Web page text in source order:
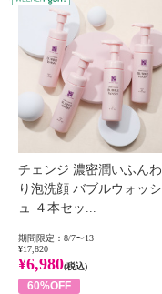
チェンジ 濃密潤いふんわ
り泡洗顔 バブルウォッシ
ュ ４本セッ...
期間限定：8/7〜13
¥17,820
¥6,980(税込)
60%OFF